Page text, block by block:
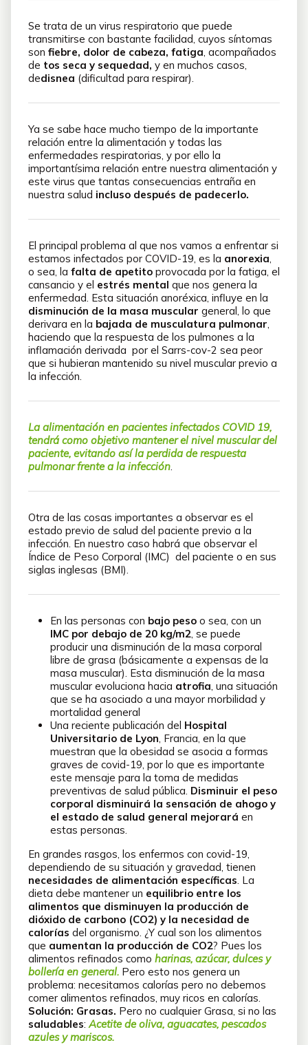
Se trata de un virus respiratorio que puede
transmitirse con bastante facilidad, cuyos síntomas
son fiebre, dolor de cabeza, fatiga, acompañados
de tos seca y sequedad, y en muchos casos,
dedisnea (dificultad para respirar).
Ya se sabe hace mucho tiempo de la importante
relación entre la alimentación y todas las
enfermedades respiratorias, y por ello la
importantísima relación entre nuestra alimentación y
este virus que tantas consecuencias entraña en
nuestra salud incluso después de padecerlo.
El principal problema al que nos vamos a enfrentar si
estamos infectados por COVID-19, es la anorexia,
o sea, la falta de apetito provocada por la fatiga, el
cansancio y el estrés mental que nos genera la
enfermedad. Esta situación anoréxica, influye en la
disminución de la masa muscular general, lo que
derivara en la bajada de musculatura pulmonar,
haciendo que la respuesta de los pulmones a la
inflamación derivada por el Sarrs-cov-2 sea peor
que si hubieran mantenido su nivel muscular previo a
la infección.
La alimentación en pacientes infectados COVID 19,
tendrá como objetivo mantener el nivel muscular del
paciente, evitando así la perdida de respuesta
pulmonar frente a la infección.
Otra de las cosas importantes a observar es el
estado previo de salud del paciente previo a la
infección. En nuestro caso habrá que observar el
Índice de Peso Corporal (IMC) del paciente o en sus
siglas inglesas (BMI).
En las personas con bajo peso o sea, con un
IMC por debajo de 20 kg/m2, se puede
producir una disminución de la masa corporal
libre de grasa (básicamente a expensas de la
masa muscular). Esta disminución de la masa
muscular evoluciona hacia atrofia, una situación
que se ha asociado a una mayor morbilidad y
mortalidad general
Una reciente publicación del Hospital
Universitario de Lyon, Francia, en la que
muestran que la obesidad se asocia a formas
graves de covid-19, por lo que es importante
este mensaje para la toma de medidas
preventivas de salud pública. Disminuir el peso
corporal disminuirá la sensación de ahogo y
el estado de salud general mejorará en
estas personas.
En grandes rasgos, los enfermos con covid-19,
dependiendo de su situación y gravedad, tienen
necesidades de alimentación específicas. La
dieta debe mantener un equilibrio entre los
alimentos que disminuyen la producción de
dióxido de carbono (CO2) y la necesidad de
calorías del organismo. ¿Y cual son los alimentos
que aumentan la producción de CO2? Pues los
alimentos refinados como harinas, azúcar, dulces y
bollería en general. Pero esto nos genera un
problema: necesitamos calorías pero no debemos
comer alimentos refinados, muy ricos en calorías.
Solución: Grasas. Pero no cualquier Grasa, si no las
saludables:Acetite de oliva, aguacates, pescados
azules y mariscos.